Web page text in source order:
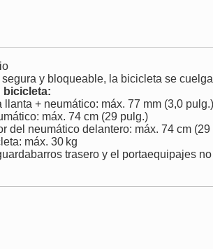
y bloqueable, la bicicleta se
bicicleta:
llanta + neumático: máx. 77 mm (3,0 pulg.)
máx. 74 cm (29 pulg.)
del neumático delantero: máx. 74 cm (29
máx. 30 kg
trasero y el portaequipajes